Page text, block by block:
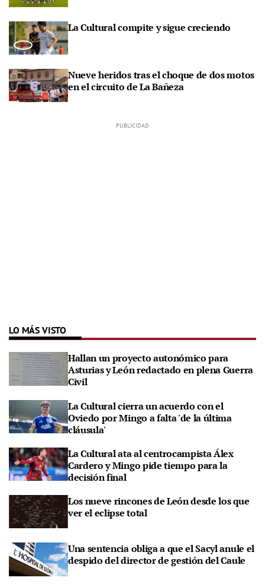
La Cultural compite y sigue creciendo
Nueve heridos tras el choque de dos motos
en el circuito de La Bañeza
LO MÁS VISTO
Hallan un proyecto autonómico para
Asturias y León redactado en plena Guerra
Civil
La Cultural cierra un acuerdo con el
Oviedo por Mingo a falta 'de la última
cláusula'
La Cultural ata al centrocampista Álex
Cardero y Mingo pide tiempo para la
decisión final
Los nueve rincones de León desde los que
ver el eclipse total
Una sentencia obliga a que el Sacyl anule el
despido del director de gestión del Caule